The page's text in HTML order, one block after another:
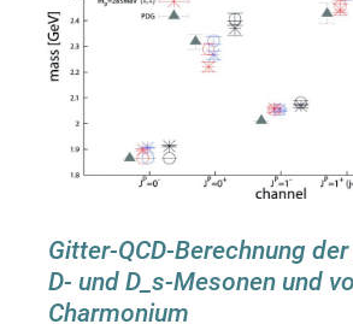
Gitter-QCD-Berechnung
D- und D_s-Mesonen und
Charmonium